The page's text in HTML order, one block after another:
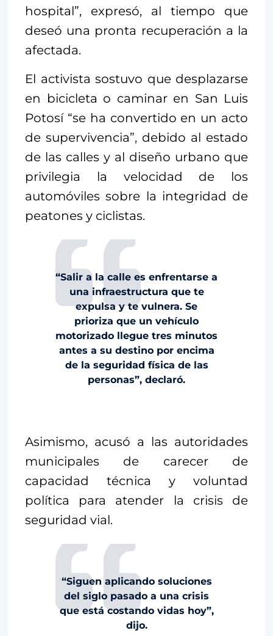
hospital”, expresó, al tiempo que
deseó una pronta recuperación a la
afectada.
El activista sostuvo que desplazarse
en bicicleta o caminar en San Luis
Potosí “se ha convertido en un acto
de supervivencia”, debido al estado
de las calles y al diseño urbano que
privilegia la velocidad de los
automóviles sobre la integridad de
peatones y ciclistas.
“Salir a la calle es enfrentarse a
una infraestructura que te
expulsa y te vulnera. Se
prioriza que un vehículo
motorizado llegue tres minutos
antes a su destino por encima
de la seguridad física de las
personas”, declaró.
Asimismo, acusó a las autoridades
municipales de carecer de
capacidad técnica y voluntad
política para atender la crisis de
seguridad vial.
“Siguen aplicando soluciones
del siglo pasado a una crisis
que está costando vidas hoy”,
dijo.